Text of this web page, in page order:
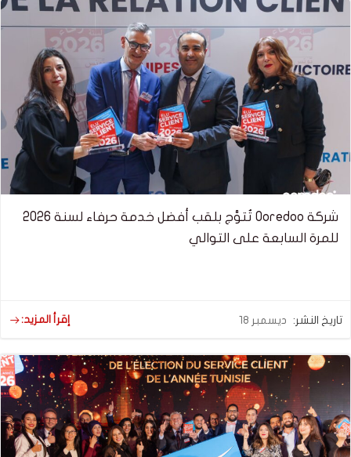
شركة Ooredoo تُتوَّج بلقب أفضل خدمة حرفاء لسنة 2026
للمرة السابعة على التوالي
تاريخ النشر: ديسمبر 18 إقرأ المزيد: